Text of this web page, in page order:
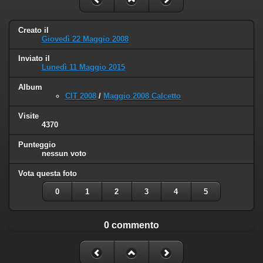
Creato il
Giovedì 22 Maggio 2008
Inviato il
Lunedì 11 Maggio 2015
Album
CIT 2008 / Maggio 2008 Calcetto
Visite
4370
Punteggio
nessun voto
Vota questa foto
0 1 2 3 4 5
0 commento